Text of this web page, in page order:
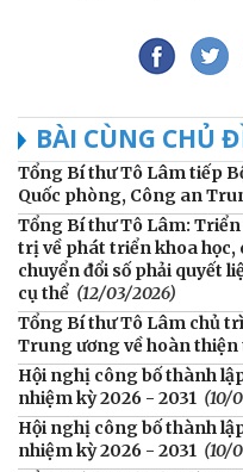
BÀI CÙNG CHỦ
Tổng Bí thư Tô Lâm tiếp
Quốc phòng, Công an
Tổng Bí thư Tô Lâm:
trị về phát triển khoa học,
chuyển đổi số phải quyết
cụ thể (12/03/2026)
Tổng Bí thư Tô Lâm chủ
Trung ương về hoàn thiện
Hội nghị công bố thành
nhiệm kỳ 2026 - 2031 (10/
Hội nghị công bố thành
nhiệm kỳ 2026 - 2031 (10/